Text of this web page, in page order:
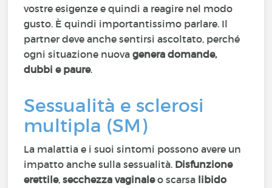
vostre esigenze e quindi a reagire nel modo
gusto. È quindi importantissimo parlare. Il
partner deve anche sentirsi ascoltato, perché
ogni situazione nuovagenera domande,
dubbi e paure.
Sessualità e sclerosi
multipla (SM)
La malattia e i suoi sintomi possono avere un
impatto anche sulla sessualità. Disfunzione
erettile,secchezza vaginaleo scarsa libido